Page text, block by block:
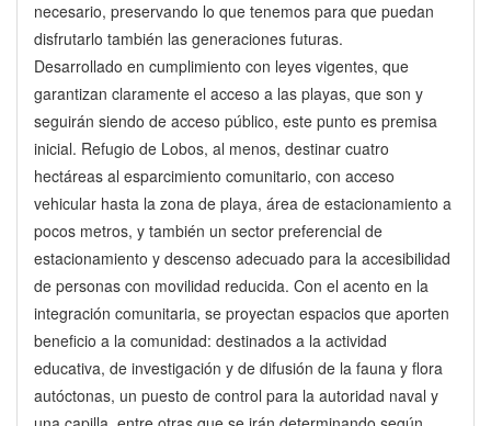
necesario, preservando lo que tenemos para que puedan
disfrutarlo también las generaciones futuras.
Desarrollado en cumplimiento con leyes vigentes, que
garantizan claramente el acceso a las playas, que son y
seguirán siendo de acceso público, este punto es premisa
inicial. Refugio de Lobos, al menos, destinar cuatro
hectáreas al esparcimiento comunitario, con acceso
vehicular hasta la zona de playa, área de estacionamiento a
pocos metros, y también un sector preferencial de
estacionamiento y descenso adecuado para la accesibilidad
de personas con movilidad reducida. Con el acento en la
integración comunitaria, se proyectan espacios que aporten
beneficio a la comunidad: destinados a la actividad
educativa, de investigación y de difusión de la fauna y flora
autóctonas, un puesto de control para la autoridad naval y